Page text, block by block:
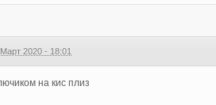
2020 - 18:01
на кис плиз